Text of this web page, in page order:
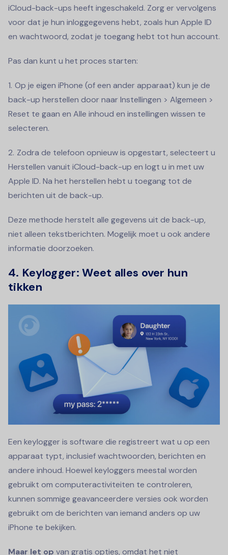
iCloud-back-ups heeft ingeschakeld. Zorg er vervolgens
voor dat je hun inloggegevens hebt, zoals hun Apple ID
en wachtwoord, zodat je toegang hebt tot hun account.
Pas dan kunt u het proces starten:
Op je eigen iPhone (of een ander apparaat) kun je de
back-up herstellen door naar Instellingen > Algemeen >
Reset te gaan en Alle inhoud en instellingen wissen te
selecteren.
Zodra de telefoon opnieuw is opgestart, selecteert u
Herstellen vanuit iCloud-back-up en logt u in met uw
Apple ID. Na het herstellen hebt u toegang tot de
berichten uit de back-up.
Deze methode herstelt alle gegevens uit de back-up,
niet alleen tekstberichten. Mogelijk moet u ook andere
informatie doorzoeken.
4. Keylogger: Weet alles over hun
tikken
Een keylogger is software die registreert wat u op een
apparaat typt, inclusief wachtwoorden, berichten en
andere inhoud. Hoewel keyloggers meestal worden
gebruikt om computeractiviteiten te controleren,
kunnen sommige geavanceerdere versies ook worden
gebruikt om de berichten van iemand anders op uw
iPhone te bekijken.
Maar let op van gratis opties, omdat het niet